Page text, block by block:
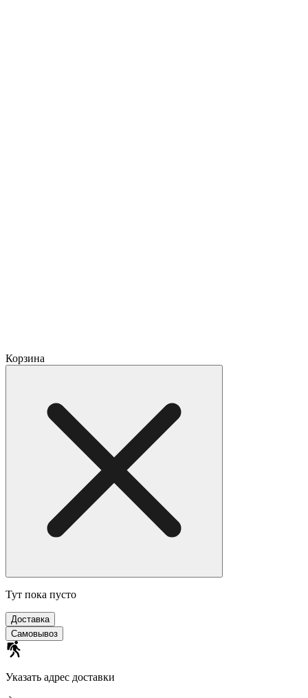
Корзина
Тут пока пусто
Доставка
Самовывоз
Указать адрес доставки